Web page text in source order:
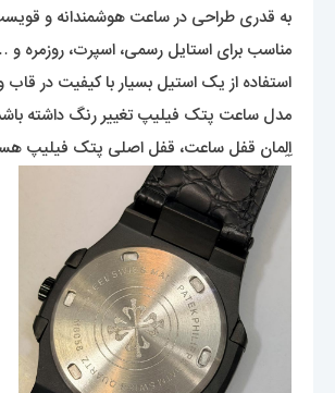
به قدری طراحی در ساعت هوشمندانه و
مناسب برای استایل رسمی، اسپرت، روزمره
استفاده از یک استیل بسیار با کیفیت در
مدل ساعت پتک فیلیپ تغییر رنگ داشته
اِلِمان قفل ساعت، قفل اصلی پتک فیلیپ